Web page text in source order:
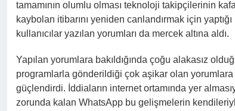
tamamının olumlu olması teknoloji takipçilerinin
kaybolan itibarını yeniden canlandırmak için
kullanıcılar yazılan yorumları da mercek altına aldı.
Yapılan yorumlara bakıldığında çoğu alakasız
programlarla gönderildiği çok aşikar olan yorumlara
güçlendirdi. İddiaların internet ortamında yer
zorunda kalan WhatsApp bu gelişmelerin